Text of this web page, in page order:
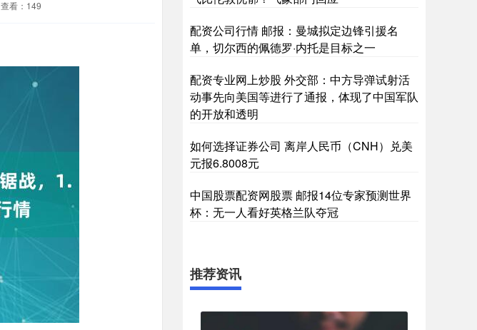
查看：149
配资公司行情 邮报：曼城拟定边锋引援名
单，切尔西的佩德罗·内托是目标之一
配资专业网上炒股 外交部：中方导弹试射活
动事先向美国等进行了通报，体现了中国军队
的开放和透明
如何选择证券公司 离岸人民币（CNH）兑美
元报6.8008元
中国股票配资网股票 邮报14位专家预测世界
杯：无一人看好英格兰队夺冠
推荐资讯